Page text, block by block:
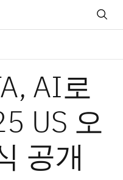
AI로
US 오
공개